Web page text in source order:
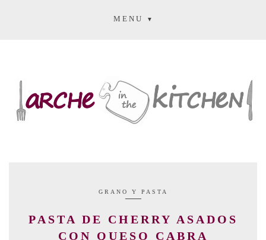
MENU
GRANO Y PASTA
PASTA DE CHERRY ASADOS
CON QUESO CABRA